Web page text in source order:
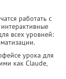
работать с
всех уровней:
урока для
как Claude,